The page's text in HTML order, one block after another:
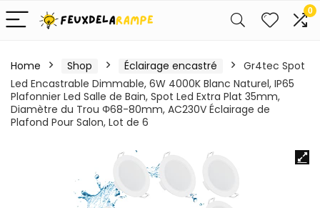
0
Home Shop Éclairage encastré
Gr4tec Spot
Led Encastrable Dimmable, 6W 4000K Blanc Naturel, IP65
Plafonnier Led Salle de Bain, Spot Led Extra Plat 35mm,
Diamètre du Trou Φ68-80mm, AC230V Éclairage de
Plafond Pour Salon, Lot de 6